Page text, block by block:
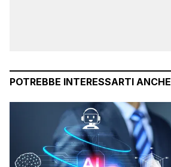
POTREBBE INTERESSARTI ANCHE